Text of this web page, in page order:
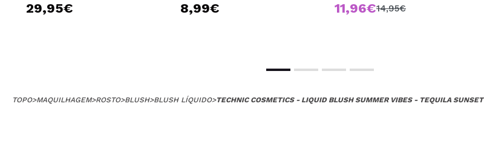
29,95€ 8,99€ 11,96€14,95€
TOPO>MAQUILHAGEM>ROSTO>BLUSH>BLUSH LÍQUIDO>TECHNIC COSMETICS - LIQUID BLUSH SUMMER VIBES - TEQUILA SUNSET